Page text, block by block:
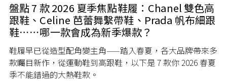
盤點 7 款 2026 夏季焦點鞋履：Chanel 雙色高
跟鞋、Celine 芭蕾舞繫帶鞋、Prada 帆布細跟
鞋⋯⋯哪一款會成為新季爆款？
鞋履早已從造型配角變主角——踏入春夏，各大品牌帶來多
款矚目新作，從運動鞋到高跟鞋，以下是 7 款你 2026 春夏
季不能錯過的大熱鞋款。